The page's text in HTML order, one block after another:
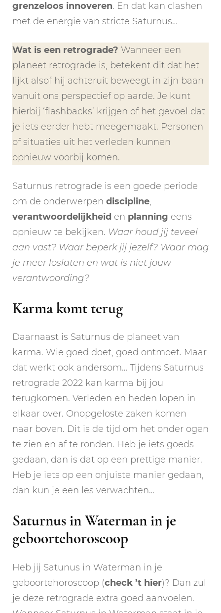
grenzeloos innoveren. En dat kan clashen
met de energie van stricte Saturnus…
Wat is een retrograde? Wanneer een
planeet retrograde is, betekent dit dat het
lijkt alsof hij achteruit beweegt in zijn baan
vanuit ons perspectief op aarde. Je kunt
hierbij ‘flashbacks’ krijgen of het gevoel dat
je iets eerder hebt meegemaakt. Personen
of situaties uit het verleden kunnen
opnieuw voorbij komen.
Saturnus retrograde is een goede periode
om de onderwerpen discipline,
verantwoordelijkheid en planning eens
opnieuw te bekijken. Waar houd jij teveel
aan vast? Waar beperk jij jezelf? Waar mag
je meer loslaten en wat is niet jouw
verantwoording?
Karma komt terug
Daarnaast is Saturnus de planeet van
karma. Wie goed doet, goed ontmoet. Maar
dat werkt ook andersom… Tijdens Saturnus
retrograde 2022 kan karma bij jou
terugkomen. Verleden en heden lopen in
elkaar over. Onopgeloste zaken komen
naar boven. Dit is de tijd om het onder ogen
te zien en af te ronden. Heb je iets goeds
gedaan, dan is dat op een prettige manier.
Heb je iets op een onjuiste manier gedaan,
dan kun je een les verwachten…
Saturnus in Waterman in je
geboortehoroscoop
Heb jij Satunus in Waterman in je
geboortehoroscoop (check ’t hier)? Dan zul
je deze retrograde extra goed aanvoelen.